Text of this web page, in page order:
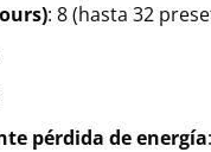
: 8 (hasta 32
pérdida de energía